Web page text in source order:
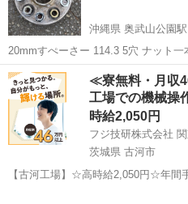
沖縄県 奥武山公園駅
20mmすぺーさー 114.3 5穴 ナット一
沖縄 那覇市 奥武山公園駅
≪寮無料・月収
工場での機械操
時給2,050円
フジ技研株式会社
茨城県 古河市
【古河工場】☆高時給2,050円☆年間